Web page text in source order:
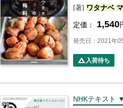
[著] ワタナベ
定価： 1,540
発売日：2021年
入荷待ち
NHKテキスト ▼